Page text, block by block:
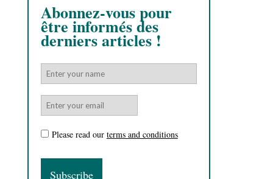
Abonnez-vous pour
être informés des
derniers articles !
Please read our terms and conditions